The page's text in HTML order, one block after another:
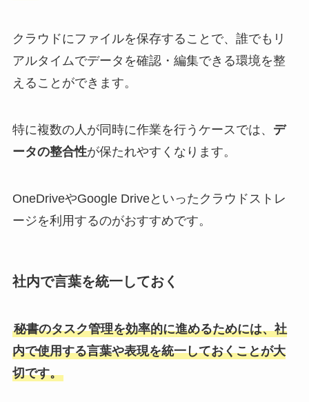
クラウドにファイルを保存することで、誰でもリ
アルタイムでデータを確認・編集できる環境を整
えることができます。
特に複数の人が同時に作業を行うケースでは、 デ
ータの整合性が保たれやすくなります。
OneDriveやGoogle Driveといったクラウドストレ
ージを利用するのがおすすめです。
社内で言葉を統一しておく
秘書のタスク管理を効率的に進めるためには、社
内で使用する言葉や表現を統一しておくことが大
切です。